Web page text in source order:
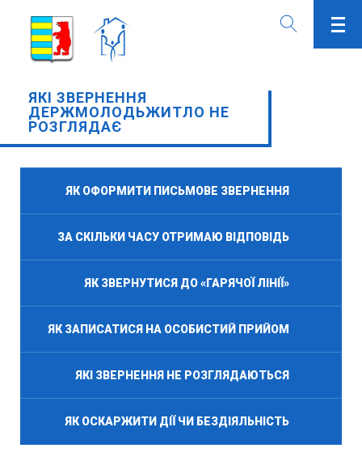
ЯКІ ЗВЕРНЕННЯ
ДЕРЖМОЛОДЬЖИТЛО НЕ
РОЗГЛЯДАЄ
ЯК ОФОРМИТИ ПИСЬМОВЕ ЗВЕРНЕННЯ
ЗА СКІЛЬКИ ЧАСУ ОТРИМАЮ ВІДПОВІДЬ
ЯК ЗВЕРНУТИСЯ ДО «ГАРЯЧОЇ ЛІНІЇ»
ЯК ЗАПИСАТИСЯ НА ОСОБИСТИЙ ПРИЙОМ
ЯКІ ЗВЕРНЕННЯ НЕ РОЗГЛЯДАЮТЬСЯ
ЯК ОСКАРЖИТИ ДІЇ ЧИ БЕЗДІЯЛЬНІСТЬ